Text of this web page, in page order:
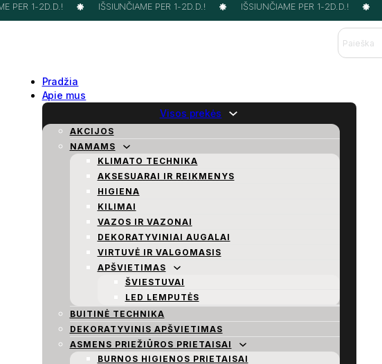
PER 1-2D.D.! IŠSIUNČIAME PER 1-2D.D.! IŠSIUNČIAME PER 1-2D.D.!
Pradžia
Apie mus
Visos prekės
AKCIJOS
NAMAMS
KLIMATO TECHNIKA
AKSESUARAI IR REIKMENYS
HIGIENA
KILIMAI
VAZOS IR VAZONAI
DEKORATYVINIAI AUGALAI
VIRTUVĖ IR VALGOMASIS
APŠVIETIMAS
ŠVIESTUVAI
LED LEMPUTĖS
BUITINĖ TECHNIKA
DEKORATYVINIS APŠVIETIMAS
ASMENS PRIEŽIŪROS PRIETAISAI
BURNOS HIGIENOS PRIETAISAI